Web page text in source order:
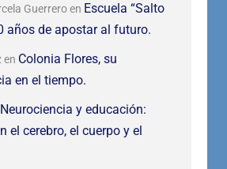
Guerreroen Escuela “Salto
años de apostar al futuro.
en Colonia Flores, su
en el tiempo.
Neurociencia y educación:
el cerebro, el cuerpo y el